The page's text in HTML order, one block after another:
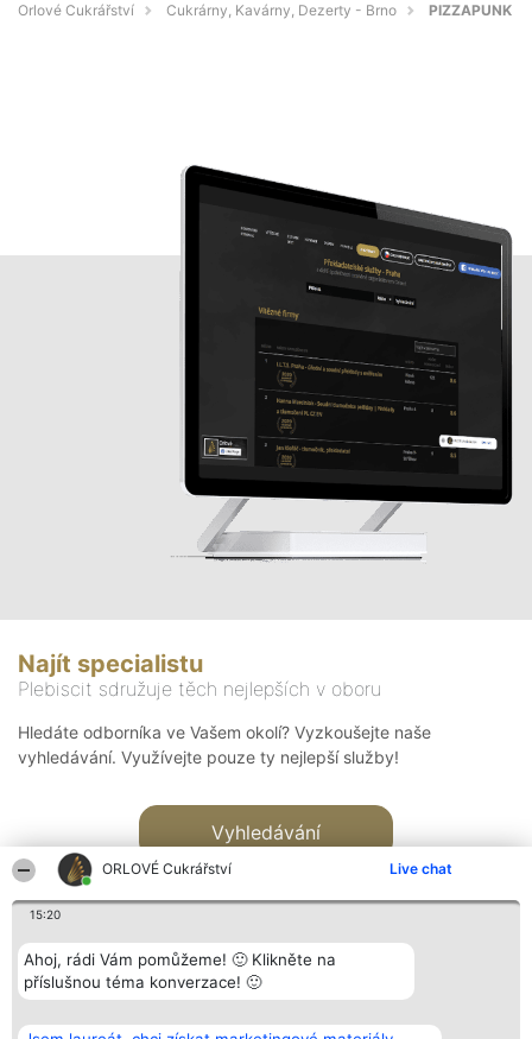
ORLOVÉ Cukrářství Live chat
15:20
Ahoj, rádi Vám pomůžeme! 🙂 Klikněte na
příslušnou téma konverzace! 🙂
Orlové Cukrářství Cukrárny, Kavárny, Dezerty - Brno PIZZAPUNK
Najít specialistu
Plebiscit sdružuje těch nejlepších v oboru
Hledáte odborníka ve Vašem okolí? Vyzkoušejte naše
vyhledávání. Využívejte pouze ty nejlepší služby!
Vyhledávání
Bright Side Solutions sp. z o.
Vítězové
Kontakt